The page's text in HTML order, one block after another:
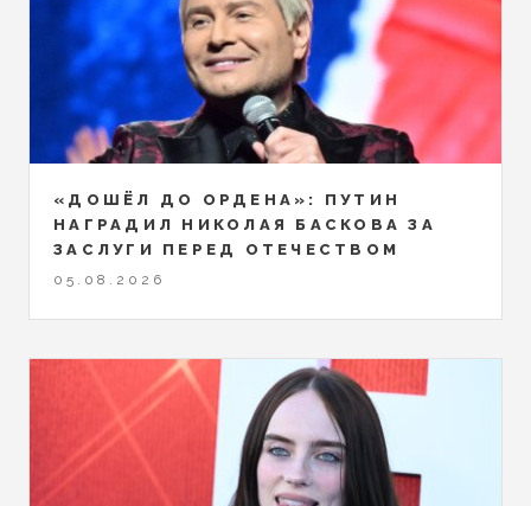
«ДОШЁЛ ДО ОРДЕНА»: ПУТИН
НАГРАДИЛ НИКОЛАЯ БАСКОВА ЗА
ЗАСЛУГИ ПЕРЕД ОТЕЧЕСТВОМ
05.08.2026